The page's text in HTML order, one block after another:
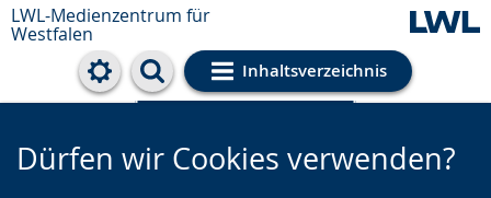
LWL-Medienzentrum für
Westfalen
Inhaltsverzeichnis
Cookie-Einstellungen
Dürfen wir Cookies verwenden?